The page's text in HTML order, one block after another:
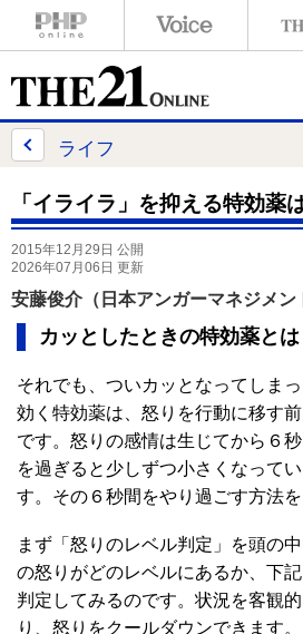
ライフ
「イライラ」を抑える特効薬
2015年12月29日 公開
2026年07月06日 更新
安藤俊介（日本アンガーマネジメン
カッとしたときの特効薬とは
それでも、ついカッとなってしま
効く特効薬は、怒りを行動に移す
です。怒りの感情は生じてから６
を過ぎると少しずつ小さくなって
す。その６秒間をやり過ごす方法を
まず「怒りのレベル判定」を頭の
の怒りがどのレベルにあるか、下
判定してみるのです。状況を客観
り、怒りをクールダウンできます。